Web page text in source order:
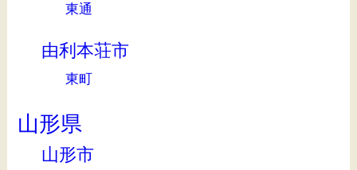
東通
由利本荘市
東町
山形県
山形市